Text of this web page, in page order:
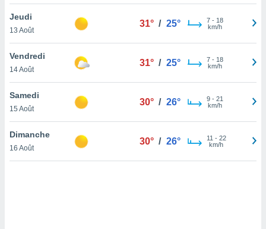
votre
à
en
le
Jeudi
13 Août
31° / 25° 7- 18
km/h
Vendredi
14 Août
31° / 25° 7- 18
km/h
Samedi
15 Août
30° / 26° 9- 21
km/h
Dimanche
16 Août
30° / 26° 11 - 22
km/h